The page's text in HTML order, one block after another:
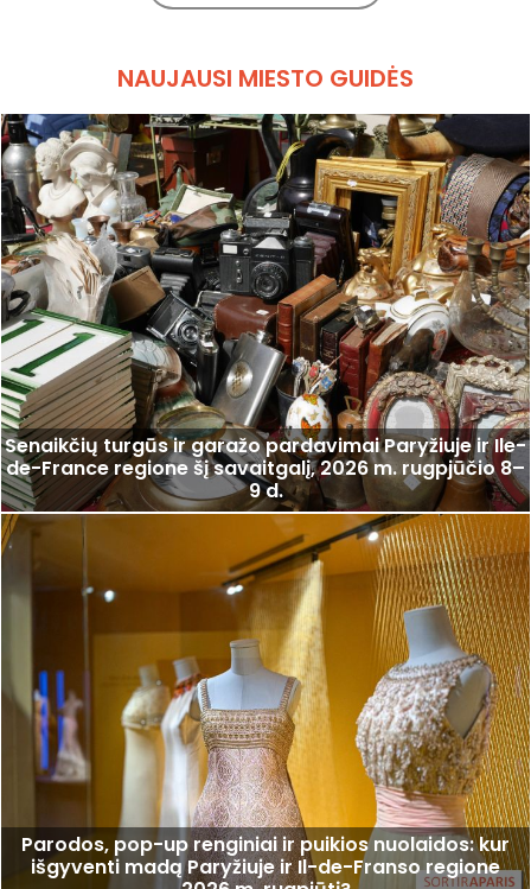
NAUJAUSI MIESTO GUIDĖS
Senaikčių turgūs ir garažo pardavimai Paryžiuje ir Ile-
de-France regione šį savaitgalį, 2026 m. rugpjūčio 8–
9 d.
Parodos, pop-up renginiai ir puikios nuolaidos: kur
išgyventi madą Paryžiuje ir Il-de-Franso regione